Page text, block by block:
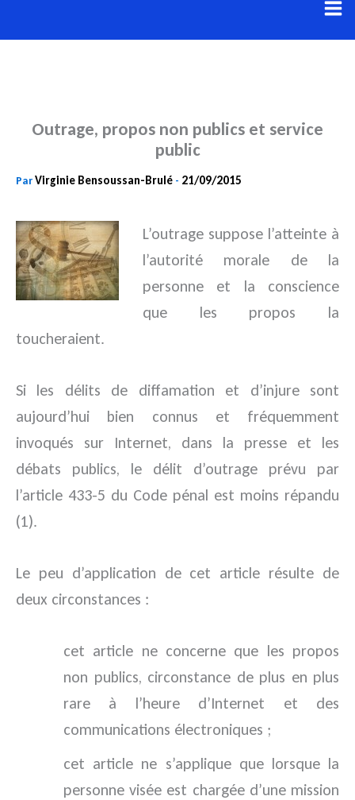
au
Outrage, propos non publics et service
public
ParVirginie Bensoussan-Brulé - 21/09/2015
L’outrage suppose l’atteinte à
l’autorité morale de la
personne et la conscience
que les propos la
toucheraient.
Si les délits de diffamation et d’injure sont
aujourd’hui bien connus et fréquemment
invoqués sur Internet, dans la presse et les
débats publics, le délit d’outrage prévu par
l’article 433-5 du Code pénal est moins répandu
(1).
Le peu d’application de cet article résulte de
deux circonstances :
cet article ne concerne que les propos
non publics, circonstance de plus en plus
rare à l’heure d’Internet et des
communications électroniques ;
cet article ne s’applique que lorsque la
personne visée est chargée d’une mission